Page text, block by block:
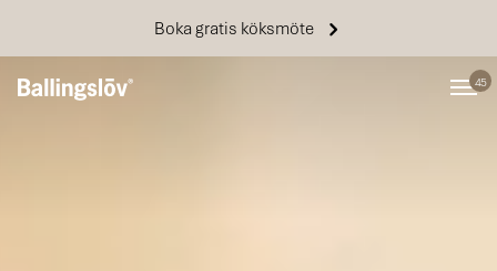
Boka gratis köksmöte
45